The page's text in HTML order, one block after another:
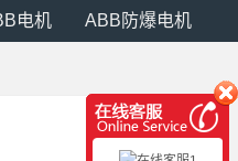
电机 ABB防爆电机